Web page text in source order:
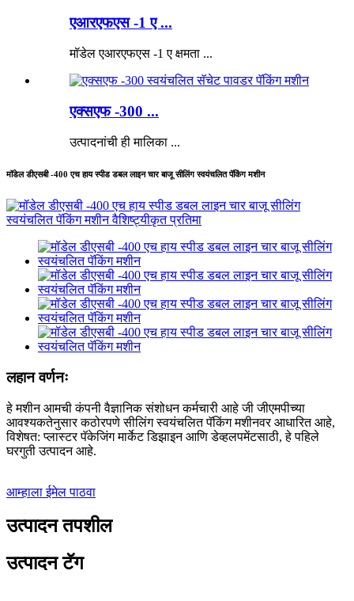
एआरएफएस -1 ए ...
मॉडेल एआरएफएस -1 ए क्षमता ...
एक्सएफ -300 ...
उत्पादनांची ही मालिका ...
मॉडेल डीएसबी -400 एच हाय स्पीड डबल लाइन चार बाजू सीलिंग स्वयंचलित पॅकिंग मशीन
लहान वर्णनः
हे मशीन आमची कंपनी वैज्ञानिक संशोधन कर्मचारी आहे जी जीएमपीच्या
आवश्यकतेनुसार कठोरपणे सीलिंग स्वयंचलित पॅकिंग मशीनवर आधारित आहे,
विशेषत: प्लास्टर पॅकेजिंग मार्केट डिझाइन आणि डेव्हलपमेंटसाठी, हे पहिले
घरगुती उत्पादन आहे.
आम्हाला ईमेल पाठवा
उत्पादन तपशील
उत्पादन टॅग